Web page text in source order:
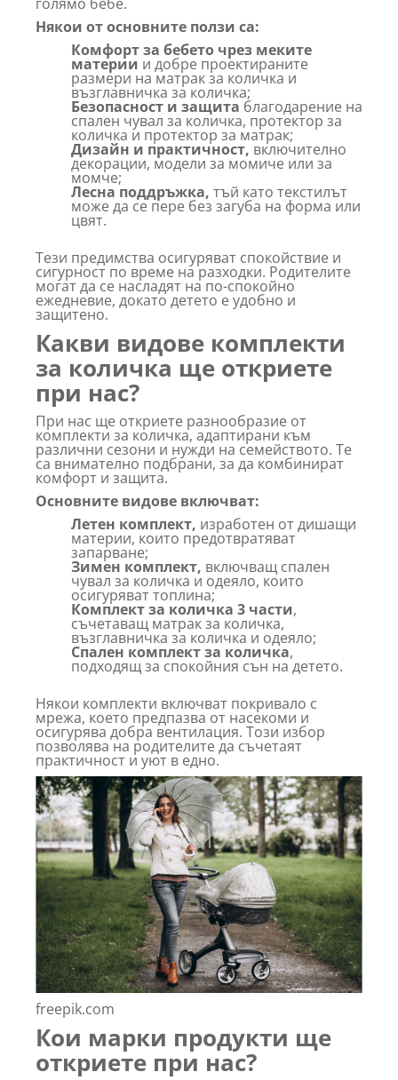
Някои от основните ползи са:
Комфорт за бебето чрез меките
материи и добре проектираните
размери на матрак за количка и
възглавничка за количка;
Безопасност и защита благодарение на
спален чувал за количка, протектор за
количка и протектор за матрак;
Дизайн и практичност, включително
декорации, модели за момиче или за
момче;
Лесна поддръжка, тъй като текстилът
може да се пере без загуба на форма или
цвят.
Тези предимства осигуряват спокойствие и
сигурност по време на разходки. Родителите
могат да се насладят на по-спокойно
ежедневие, докато детето е удобно и
защитено.
Какви видове комплекти
за количка ще откриете
при нас?
При нас ще откриете разнообразие от
комплекти за количка, адаптирани към
различни сезони и нужди на семейството. Те
са внимателно подбрани, за да комбинират
комфорт и защита.
Основните видове включват:
Летен комплект, изработен от дишащи
материи, които предотвратяват
запарване;
Зимен комплект, включващ спален
чувал за количка и одеяло, които
осигуряват топлина;
Комплект за количка 3 части,
съчетаващ матрак за количка,
възглавничка за количка и одеяло;
Спален комплект за количка,
подходящ за спокойния сън на детето.
Някои комплекти включват покривало с
мрежа, което предпазва от насекоми и
осигурява добра вентилация. Този избор
позволява на родителите да съчетаят
практичност и уют в едно.
freepik.com
Кои марки продукти ще
откриете при нас?